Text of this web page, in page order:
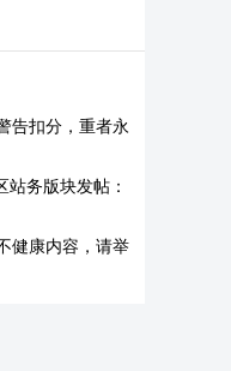
告扣分，重者永
务版块发帖：
健康内容，请举